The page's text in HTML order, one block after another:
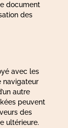
document
des
avec les
navigateur
autre
peuvent
des
ultérieure.